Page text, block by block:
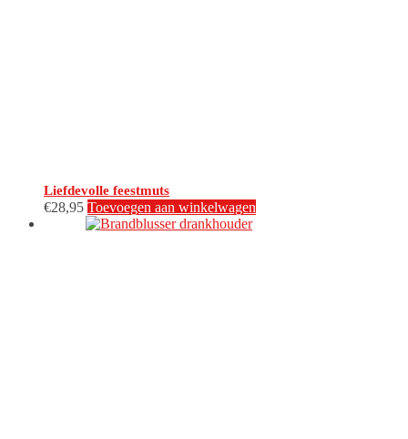
Liefdevolle feestmuts
€28,95 Toevoegen aan winkelwagen